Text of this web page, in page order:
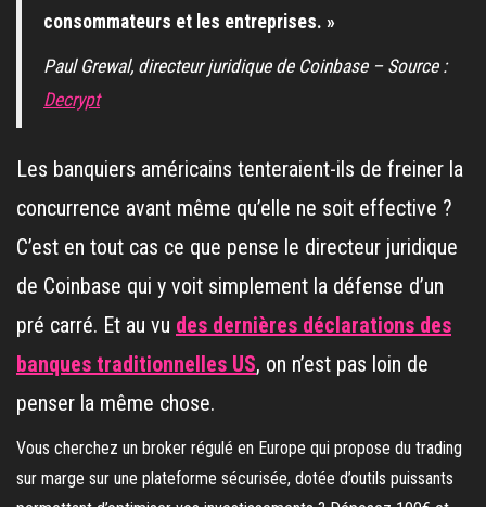
consommateurs et les entreprises. »
Paul Grewal, directeur juridique de Coinbase – Source :
Decrypt
Les banquiers américains tenteraient-ils de freiner la
concurrence avant même qu’elle ne soit effective ?
C’est en tout cas ce que pense le directeur juridique
de Coinbase qui y voit simplement la défense d’un
pré carré. Et au vu des dernières déclarations des
banques traditionnelles US, on n’est pas loin de
penser la même chose.
Vous cherchez un broker régulé en Europe qui propose du trading
sur marge sur une plateforme sécurisée, dotée d’outils puissants